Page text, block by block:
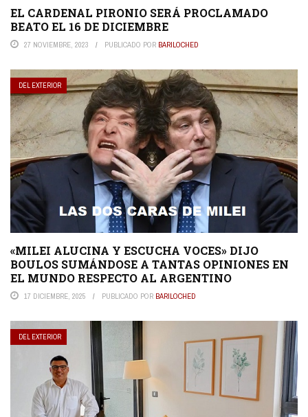
EL CARDENAL PIRONIO SERÁ PROCLAMADO
BEATO EL 16 DE DICIEMBRE
27 NOVIEMBRE, 2023 PUBLICADO POR BARILOCHED
DEL EXTERIOR
«MILEI ALUCINA Y ESCUCHA VOCES» DIJO
BOULOS SUMÁNDOSE A TANTAS OPINIONES EN
EL MUNDO RESPECTO AL ARGENTINO
17 DICIEMBRE, 2025 PUBLICADO POR BARILOCHED
DEL EXTERIOR